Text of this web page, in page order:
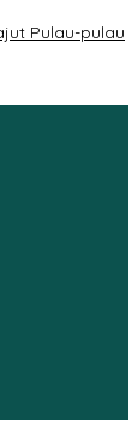
Pulau-pulau